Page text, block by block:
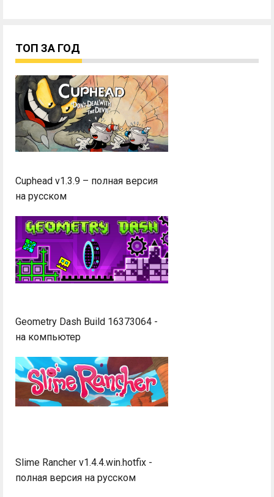
ТОП ЗА ГОД
Cuphead v1.3.9 – полная версия
на русском
Geometry Dash Build 16373064 -
на компьютер
Slime Rancher v1.4.4.win.hotfix -
полная версия на русском